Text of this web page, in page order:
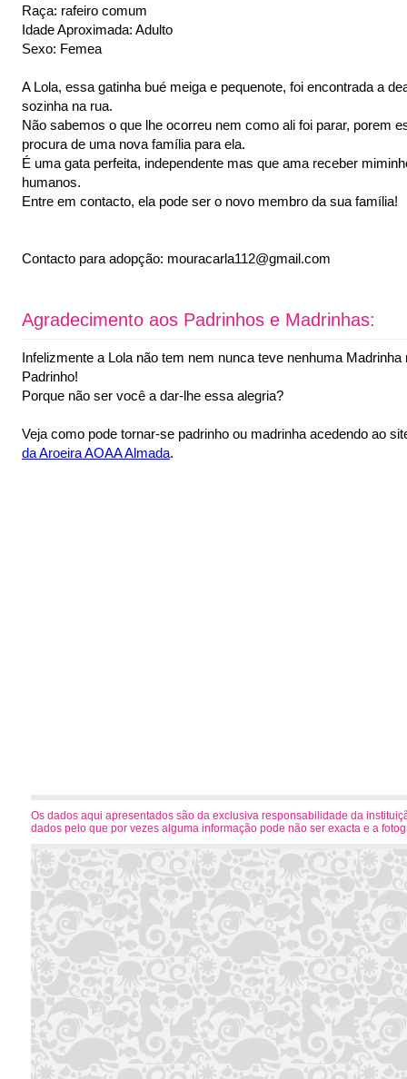
Raça: rafeiro comum
Idade Aproximada: Adulto
Sexo: Femea
A Lola, essa gatinha bué meiga e pequenote, foi encontrada a
sozinha na rua.
Não sabemos o que lhe ocorreu nem como ali foi parar, porem
procura de uma nova família para ela.
É uma gata perfeita, independente mas que ama receber
humanos.
Entre em contacto, ela pode ser o novo membro da sua família!
Contacto para adopção: mouracarla112@gmail.com
Agradecimento aos Padrinhos e Madrinhas:
Infelizmente a Lola não tem nem nunca teve nenhuma Madrinha
Padrinho!
Porque não ser você a dar-lhe essa alegria?
Veja como pode tornar-se padrinho ou madrinha acedendo ao
da Aroeira AOAA Almada.
Os dados aqui apresentados são da exclusiva responsabilidade da
dados pelo que por vezes alguma informação pode não ser exacta e a